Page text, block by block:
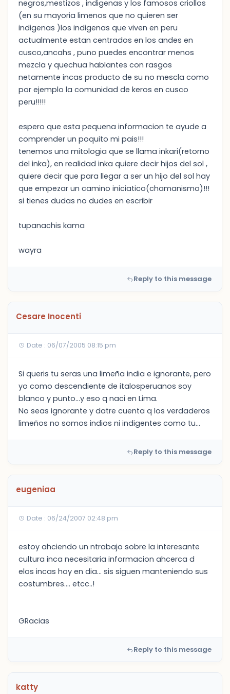
negros,mestizos , indigenas y los famosos criollos
(en su mayoria limenos que no quieren ser
indigenas )los indigenas que viven en peru
actualmente estan centrados en los andes en
cusco,ancahs , puno puedes encontrar menos
mezcla y quechua hablantes con rasgos
netamente incas producto de su no mescla como
por ejemplo la comunidad de keros en cusco
peru!!!!!
espero que esta pequena informacion te ayude a
comprender un poquito mi pais!!!
tenemos una mitologia que se llama inkari(retorno
del inka), en realidad inka quiere decir hijos del sol ,
quiere decir que para llegar a ser un hijo del sol hay
que empezar un camino iniciatico(chamanismo)!!!
si tienes dudas no dudes en escribir
tupanachis kama
wayra
Reply to this message
Cesare Inocenti
Date : 06/07/2005 08:15 pm
Si queris tu seras una limeña india e ignorante, pero
yo como descendiente de italosperuanos soy
blanco y punto...y eso q naci en Lima.
No seas ignorante y datre cuenta q los verdaderos
limeños no somos indios ni indigentes como tu...
Reply to this message
eugeniaa
Date : 06/24/2007 02:48 pm
estoy ahciendo un ntrabajo sobre la interesante
cultura inca necesitaria informacion ahcerca d
elos incas hoy en dia... sis siguen manteniendo sus
costumbres.... etcc..!
GRacias
Reply to this message
katty